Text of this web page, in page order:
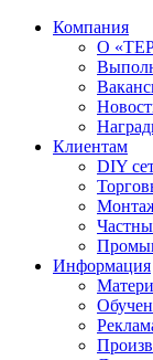
Компания
О
Клиентам
DIY
Информация